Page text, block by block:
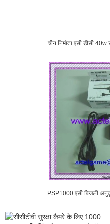
चीन निर्माता एसी डीसी 40w
PSP1000 एसी बिजली